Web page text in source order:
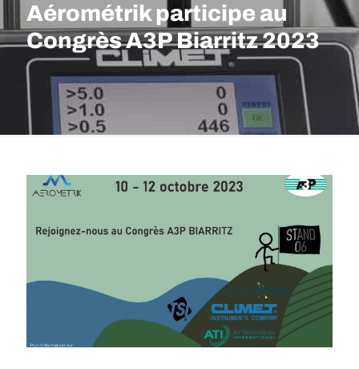
Aérométrik participe au
Congrès A3P Biarritz 2023